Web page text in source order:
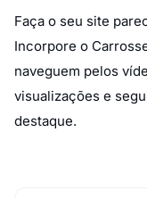
Faça o seu site
Incorpore o
naveguem pelos
visualizações e
destaque.